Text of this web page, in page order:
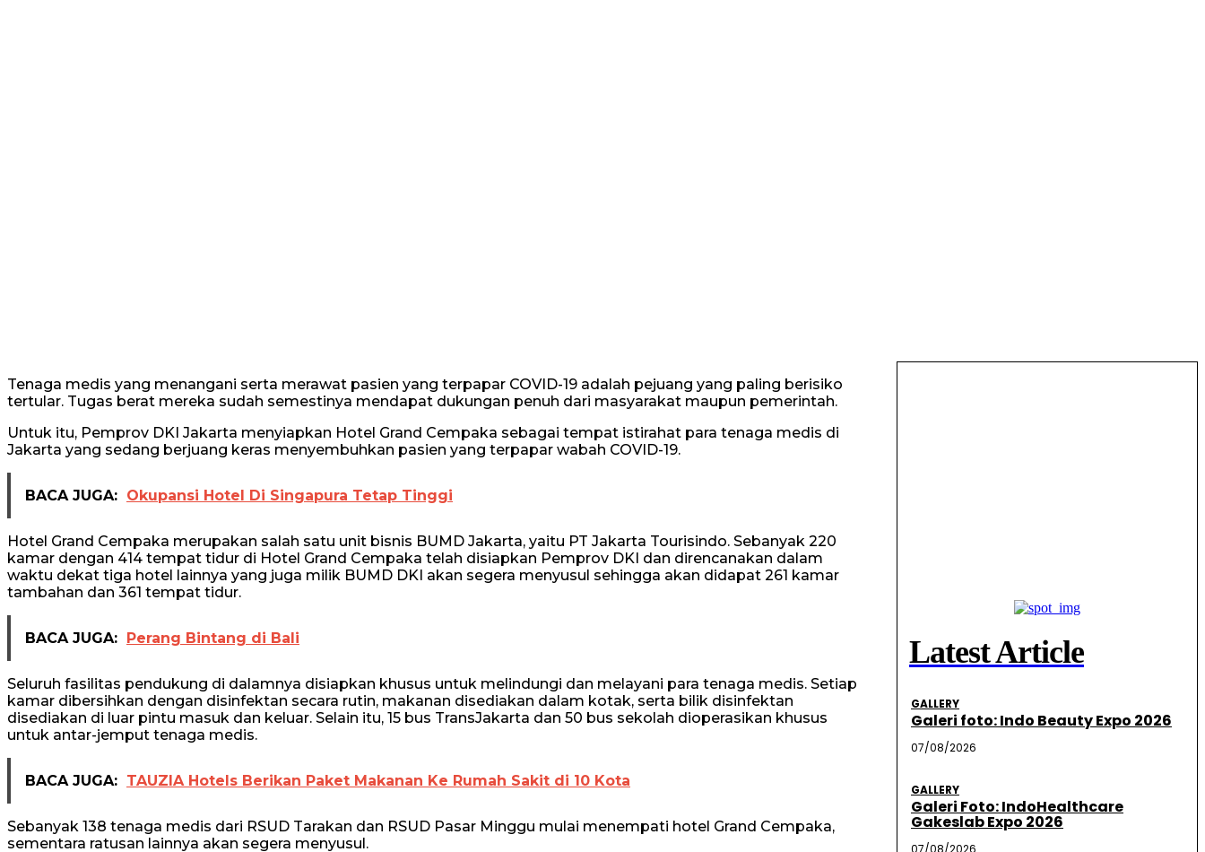
Tenaga medis yang menangani serta merawat pasien yang terpapar COVID-19 adalah pejuang yang paling berisiko
tertular. Tugas berat mereka sudah semestinya mendapat dukungan penuh dari masyarakat maupun pemerintah.
Untuk itu, Pemprov DKI Jakarta menyiapkan Hotel Grand Cempaka sebagai tempat istirahat para tenaga medis di
Jakarta yang sedang berjuang keras menyembuhkan pasien yang terpapar wabah COVID-19.
BACA JUGA: Okupansi Hotel Di Singapura Tetap Tinggi
Hotel Grand Cempaka merupakan salah satu unit bisnis BUMD Jakarta, yaitu PT Jakarta Tourisindo. Sebanyak 220
kamar dengan 414 tempat tidur di Hotel Grand Cempaka telah disiapkan Pemprov DKI dan direncanakan dalam
waktu dekat tiga hotel lainnya yang juga milik BUMD DKI akan segera menyusul sehingga akan didapat 261 kamar
tambahan dan 361 tempat tidur.
BACA JUGA: Perang Bintang di Bali
Seluruh fasilitas pendukung di dalamnya disiapkan khusus untuk melindungi dan melayani para tenaga medis. Setiap
kamar dibersihkan dengan disinfektan secara rutin, makanan disediakan dalam kotak, serta bilik disinfektan
disediakan di luar pintu masuk dan keluar. Selain itu, 15 bus TransJakarta dan 50 bus sekolah dioperasikan khusus
untuk antar-jemput tenaga medis.
BACA JUGA: TAUZIA Hotels Berikan Paket Makanan Ke Rumah Sakit di 10 Kota
Sebanyak 138 tenaga medis dari RSUD Tarakan dan RSUD Pasar Minggu mulai menempati hotel Grand Cempaka,
sementara ratusan lainnya akan segera menyusul.
Latest Article
GALLERY
Galeri foto: Indo Beauty Expo 2026
07/08/2026
GALLERY
Galeri Foto: IndoHealthcare
Gakeslab Expo 2026